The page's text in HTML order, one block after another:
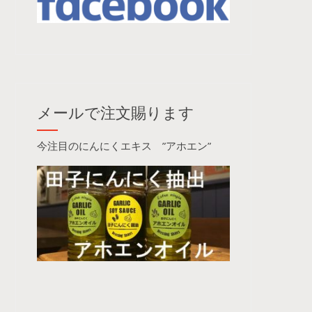
メールで注文賜ります
今注目のにんにくエキス ”アホエン”